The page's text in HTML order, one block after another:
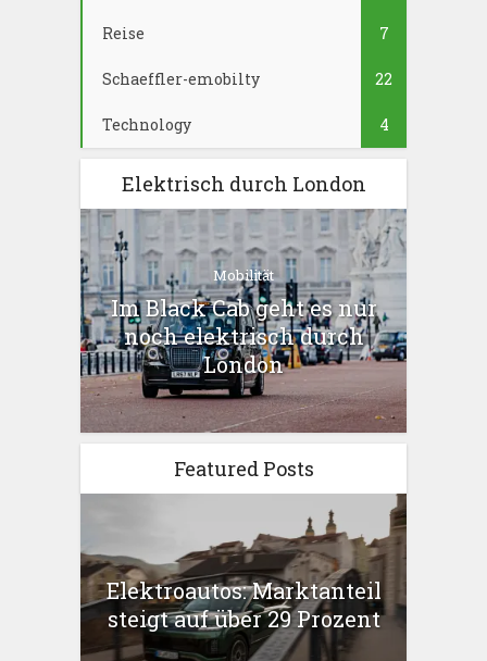
Reise 7
Schaeffler-emobilty 22
Technology 4
Elektrisch durch London
Mobilität
Im Black Cab geht es nur
noch elektrisch durch
London
Featured Posts
Elektroautos: Marktanteil
steigt auf über 29 Prozent